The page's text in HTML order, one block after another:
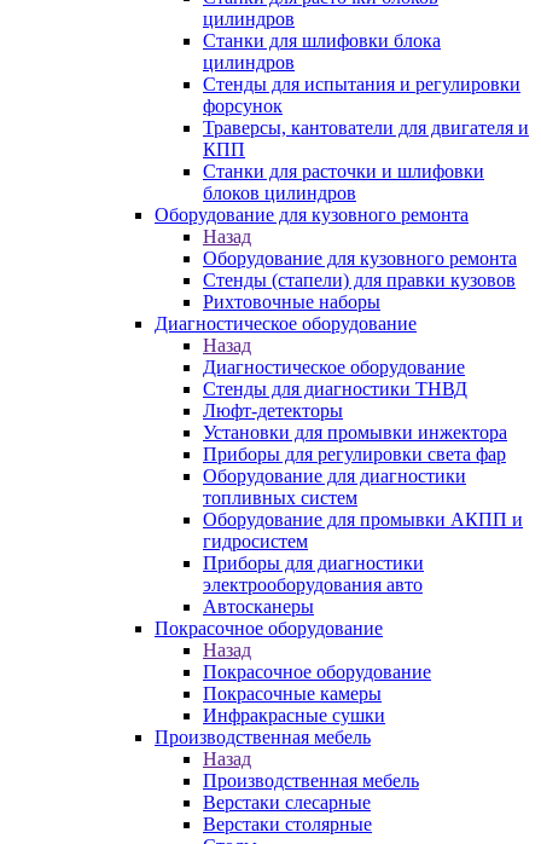
цилиндров
Станки для шлифовки блока
цилиндров
Стенды для испытания и регулировки
форсунок
Траверсы, кантователи для двигателя и
КПП
Станки для расточки и шлифовки
блоков цилиндров
Оборудование для кузовного ремонта
Назад
Оборудование для кузовного ремонта
Стенды (стапели) для правки кузовов
Рихтовочные наборы
Диагностическое оборудование
Назад
Диагностическое оборудование
Стенды для диагностики ТНВД
Люфт-детекторы
Установки для промывки инжектора
Приборы для регулировки света фар
Оборудование для диагностики
топливных систем
Оборудование для промывки АКПП и
гидросистем
Приборы для диагностики
электрооборудования авто
Автосканеры
Покрасочное оборудование
Назад
Покрасочное оборудование
Покрасочные камеры
Инфракрасные сушки
Производственная мебель
Назад
Производственная мебель
Верстаки слесарные
Верстаки столярные